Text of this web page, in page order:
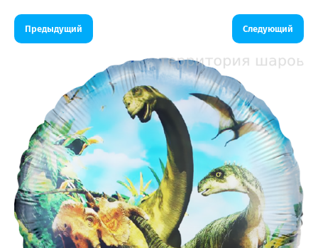
Предыдущий Следующий